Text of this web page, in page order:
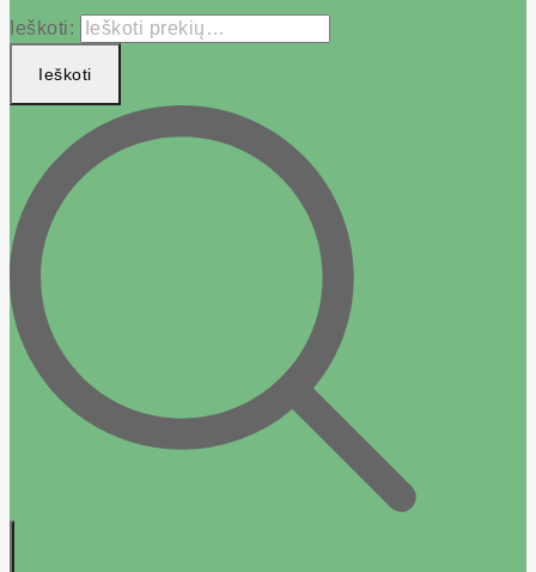
Ieškoti:
Ieškoti